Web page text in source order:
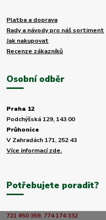
Platba a doprava
Rady a návody pro náš sortiment
Jak nakupovat
Recenze zákazníků
Osobní odběr
Praha 12
Podchýšská 129, 143 00
Průhonice
V Zahradách 171, 252 43
Více informací zde.
Potřebujete poradit?
721 650 359, 774 174 332